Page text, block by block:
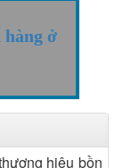
hàng ở
hiệu bồn